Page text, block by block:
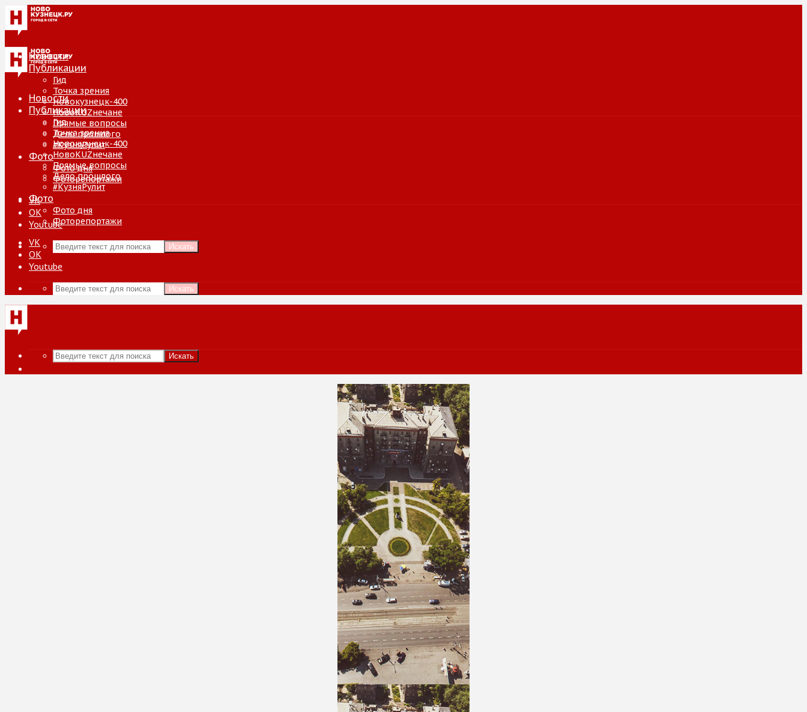
Новости
Публикации
Гид
Точка зрения
Новокузнецк-400
НовоKUZнечане
Прямые вопросы
Дело прошлого
#КузняРулит
Фото
Фото дня
Фоторепортажи
VK
ОК
Youtube
Искать
Новости
Публикации
Гид
Точка зрения
Новокузнецк-400
НовоKUZнечане
Прямые вопросы
Дело прошлого
#КузняРулит
Фото
Фото дня
Фоторепортажи
VK
ОК
Youtube
Искать
Искать